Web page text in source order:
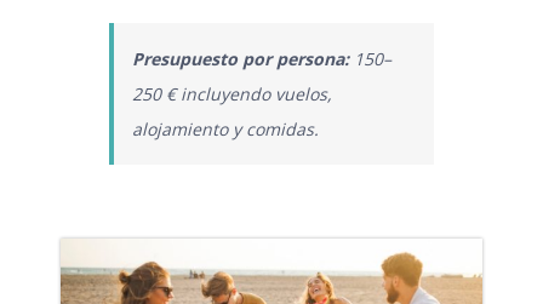
Presupuesto por persona:150–
250 € incluyendo vuelos,
alojamiento y comidas.